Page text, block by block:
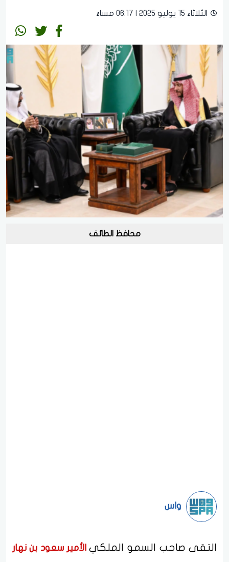
الثلاثاء 15 يوليو 2025 | 06:17 مساءً
محافظ الطائف
واس
التقى صاحب السمو الملكيالأمير سعود بن نهار